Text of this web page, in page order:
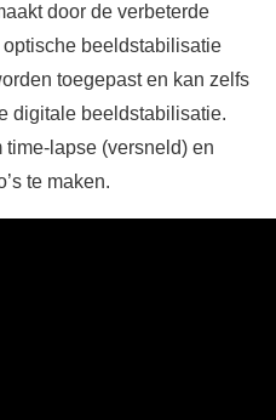
door de verbeterde
beeldstabilisatie
toegepast en kan zelfs
digitale beeldstabilisatie.
lapse (versneld) en
te maken.